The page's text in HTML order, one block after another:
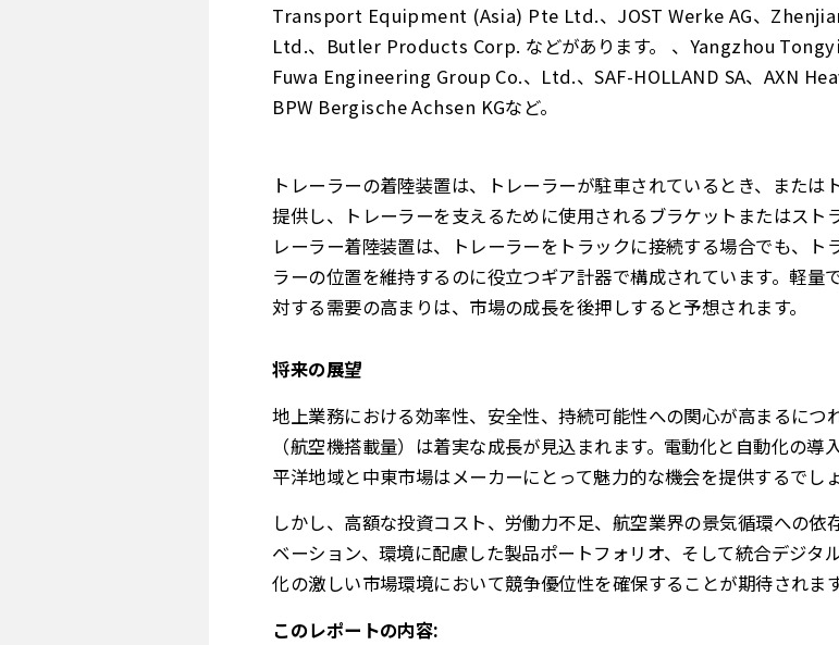
Transport Equipment (Asia) Pte Ltd.、JOST Werke AG、
Ltd.、Butler Products Corp. などがあります。 、Yangzhou
Fuwa Engineering Group Co.、Ltd.、SAF-HOLLAND SA、AXN
BPW Bergische Achsen KGなど。
トレーラーの着陸装置は、トレーラーが駐車されているとき、また
提供し、トレーラーを支えるために使用されるブラケットまたはスト
レーラー着陸装置は、トレーラーをトラックに接続する場合でも、
ラーの位置を維持するのに役立つギア計器で構成されています。軽量
対する需要の高まりは、市場の成長を後押しすると予想されます。
将来の展望
地上業務における効率性、安全性、持続可能性への関心が高まるにつ
（航空機搭載量）は着実な成長が見込まれます。電動化と自動化の
平洋地域と中東市場はメーカーにとって魅力的な機会を提供するでしょ
しかし、高額な投資コスト、労働力不足、航空業界の景気循環への依
ベーション、環境に配慮した製品ポートフォリオ、そして統合デジタ
化の激しい市場環境において競争優位性を確保することが期待されます
このレポートの内容: